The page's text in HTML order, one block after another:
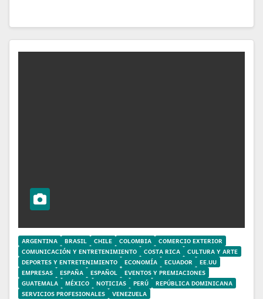
ARGENTINA BRASIL CHILE COLOMBIA
COMERCIO EXTERIOR
COMUNICACIÓN Y ENTRETENIMIENTO
COSTA RICA
CULTURA Y ARTE
DEPORTES Y ENTRETENIMIENTO
ECONOMÍA ECUADOR
EE.UU
EMPRESAS
ESPAÑA ESPAÑOL
EVENTOS Y PREMIACIONES
GUATEMALA
MÉXICO NOTICIAS PERÚ
REPÚBLICA DOMINICANA
SERVICIOS PROFESIONALES
VENEZUELA